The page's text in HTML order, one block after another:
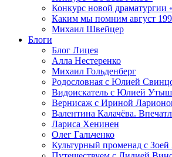
Конкурс новой драматургии
Каким мы помним август
Михаил Швейцер
Блоги
Блог Лицея
Алла Нестеренко
Михаил Гольденберг
Родословная с Юлией
Видоискатель с Юлией
Вернисаж с Ириной
Валентина Калачёва.
Лариса Хенинен
Олег Гальченко
Культурный променад с Зоей